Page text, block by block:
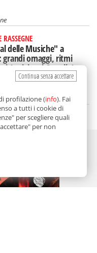
RASSEGNE
delle Musiche" a
grandi omaggi, ritmi
(e visite al Castello)
Continua senza accettare
profilazione (info). Fai
a tutti i cookie di
per scegliere quali
per non